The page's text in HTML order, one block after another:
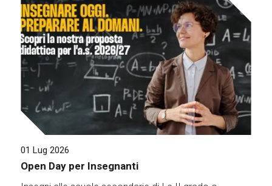
01 Lug 2026
Open Day per Insegnanti